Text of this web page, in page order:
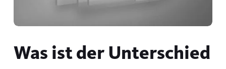
Was ist der Unterschied